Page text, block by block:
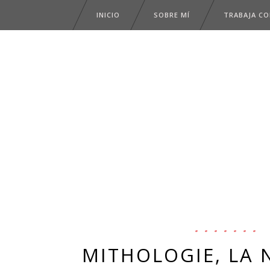
INICIO SOBRE MÍ TRABAJA
MITHOLOGIE, LA